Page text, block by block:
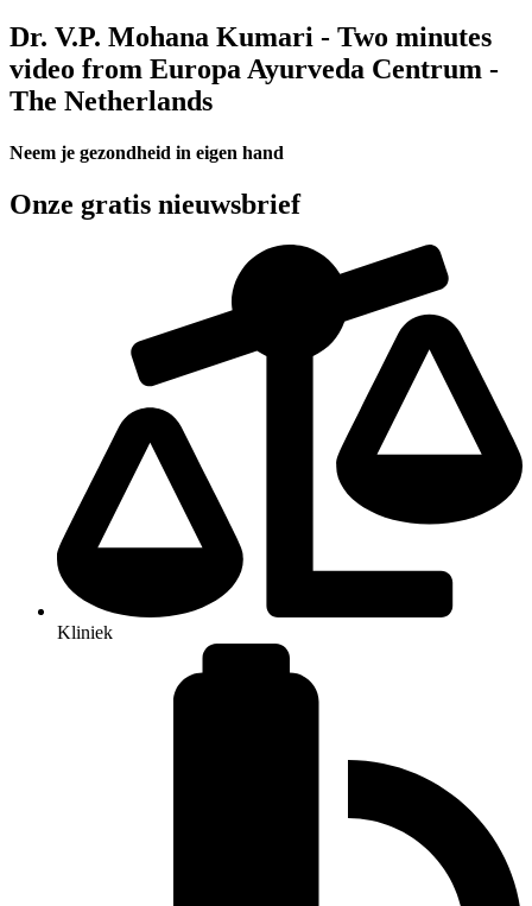
Dr. V.P. Mohana Kumari - Two minutes
video from Europa Ayurveda Centrum -
The Netherlands
Neem je gezondheid in eigen hand
Onze gratis nieuwsbrief
Kliniek